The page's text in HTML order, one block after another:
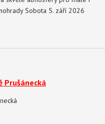
Sobota 5. září 2026
Prušánecká